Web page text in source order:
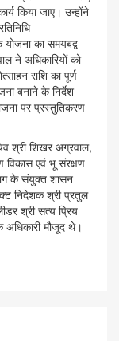
किया जाए। उन्होंने
का समयबद्व
ने अधिकारियों को
राशि का पूर्ण
बनाने के निर्देश
पर प्रस्तुतिकरण
श्री शिखर अग्रवाल,
विकास एवं भू संरक्षण
के संयुक्त शासन
निदेशक श्री प्रतुल
श्री सत्य प्रिय
अधिकारी मौजूद थे।